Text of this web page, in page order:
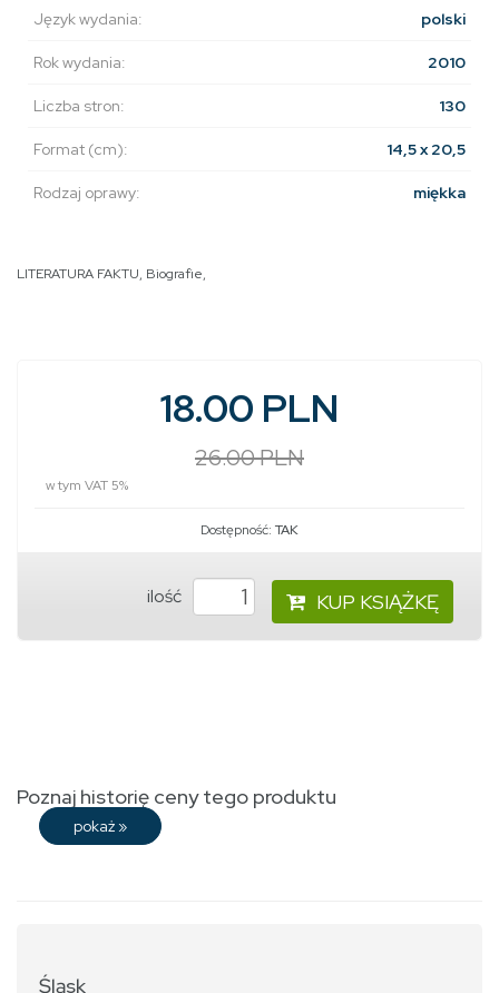
Język wydania: polski
Rok wydania: 2010
Liczba stron: 130
Format (cm): 14,5 x 20,5
Rodzaj oprawy: miękka
LITERATURA FAKTU, Biografie,
18.00 PLN
26.00 PLN
w tym VAT 5%
Dostępność: TAK
ilość KUP KSIĄŻKĘ
Poznaj historię ceny tego produktu
pokaż »
Śląsk